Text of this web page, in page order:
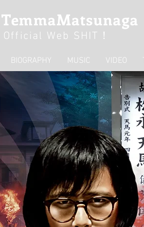
TemmaMatsunaga
Official Web SHIT ！
BIOGRAPHY MUSIC VIDEO